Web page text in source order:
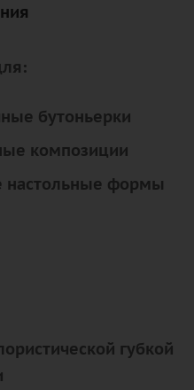
бутоньерки
композиции
настольные формы
губкой